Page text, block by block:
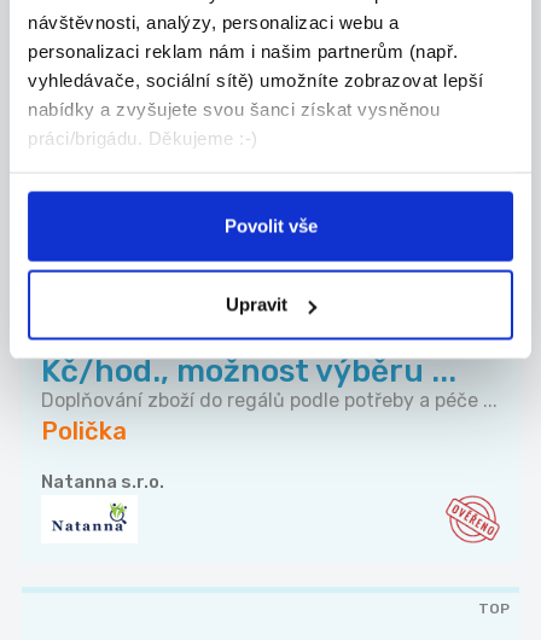
návštěvnosti, analýzy, personalizaci webu a
personalizaci reklam nám i našim partnerům (např.
vyhledávače, sociální sítě) umožníte zobrazovat lepší
nabídky a zvyšujete svou šanci získat vysněnou
práci/brigádu. Děkujeme :-)
Povolit vše
Upravit
rekreačního objektu (Roh...
Přijmeme brigádníka na úklid rekreačního
objektu...
Polička
TOP Brigáda v Poličce za 174
Kč/hod., možnost výběru ...
Doplňování zboží do regálů podle potřeby a péče ...
Polička
Natanna s.r.o.
TOP